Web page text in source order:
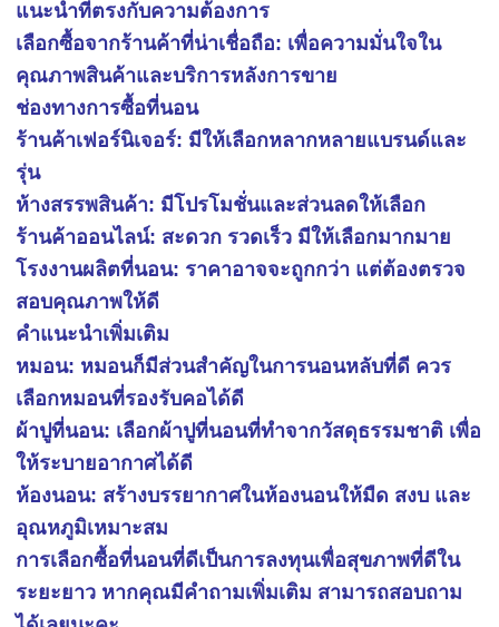
แนะนำที่ตรงกับความต้องการ
เลือกซื้อจากร้านค้าที่น่าเชื่อถือ: เพื่อความมั่นใจใน
คุณภาพสินค้าและบริการหลังการขาย
ช่องทางการซื้อที่นอน
ร้านค้าเฟอร์นิเจอร์: มีให้เลือกหลากหลายแบรนด์และ
รุ่น
ห้างสรรพสินค้า: มีโปรโมชั่นและส่วนลดให้เลือก
ร้านค้าออนไลน์: สะดวก รวดเร็ว มีให้เลือกมากมาย
โรงงานผลิตที่นอน: ราคาอาจจะถูกกว่า แต่ต้องตรวจ
สอบคุณภาพให้ดี
คำแนะนำเพิ่มเติม
หมอน: หมอนก็มีส่วนสำคัญในการนอนหลับที่ดี ควร
เลือกหมอนที่รองรับคอได้ดี
ผ้าปูที่นอน: เลือกผ้าปูที่นอนที่ทำจากวัสดุธรรมชาติ เพื่อ
ให้ระบายอากาศได้ดี
ห้องนอน: สร้างบรรยากาศในห้องนอนให้มืด สงบ และ
อุณหภูมิเหมาะสม
การเลือกซื้อที่นอนที่ดีเป็นการลงทุนเพื่อสุขภาพที่ดีใน
ระยะยาว หากคุณมีคำถามเพิ่มเติม สามารถสอบถาม